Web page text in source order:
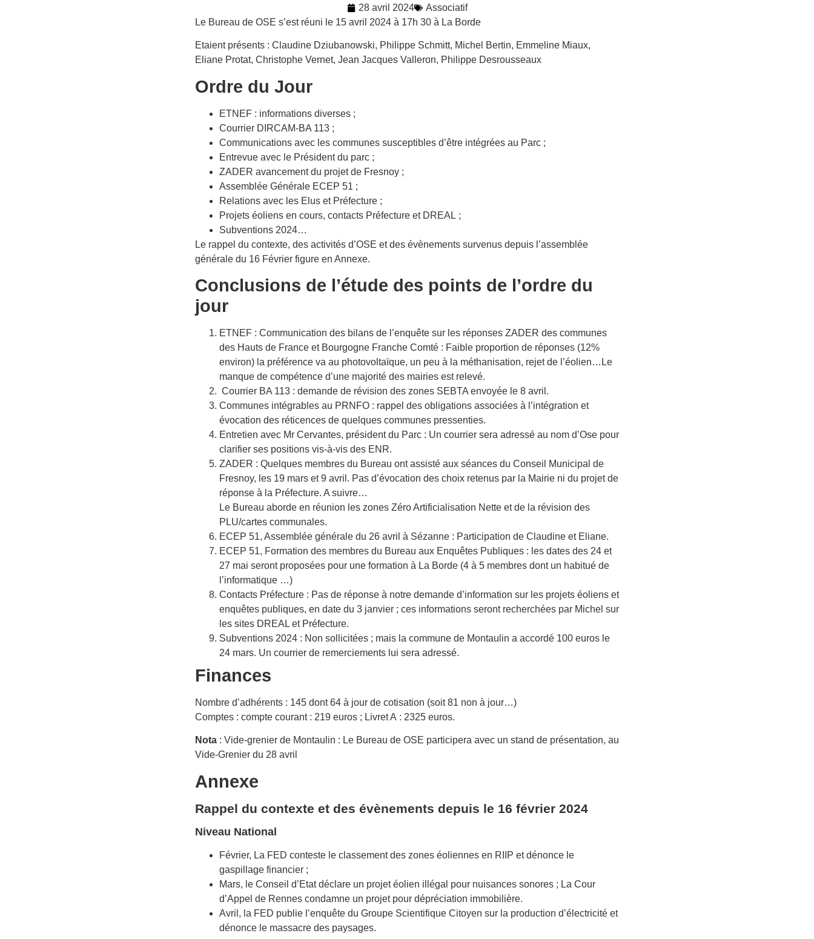
28 avril 2024
Associatif
Le Bureau de OSE s’est réuni le 15 avril 2024 à 17h 30 à La Borde
Etaient présents : Claudine Dziubanowski, Philippe Schmitt, Michel Bertin, Emmeline Miaux,
Eliane Protat, Christophe Vernet, Jean Jacques Valleron, Philippe Desrousseaux
Ordre du Jour
ETNEF : informations diverses ;
Courrier DIRCAM-BA 113 ;
Communications avec les communes susceptibles d’être intégrées au Parc ;
Entrevue avec le Président du parc ;
ZADER avancement du projet de Fresnoy ;
Assemblée Générale ECEP 51 ;
Relations avec les Elus et Préfecture ;
Projets éoliens en cours, contacts Préfecture et DREAL ;
Subventions 2024…
Le rappel du contexte, des activités d’OSE et des évènements survenus depuis l’assemblée
générale du 16 Février figure en Annexe.
Conclusions de l’étude des points de l’ordre du
jour
ETNEF : Communication des bilans de l’enquête sur les réponses ZADER des communes
des Hauts de France et Bourgogne Franche Comté : Faible proportion de réponses (12%
environ) la préférence va au photovoltaïque, un peu à la méthanisation, rejet de l’éolien…Le
manque de compétence d’une majorité des mairies est relevé.
Courrier BA 113 : demande de révision des zones SEBTA envoyée le 8 avril.
Communes intégrables au PRNFO : rappel des obligations associées à l’intégration et
évocation des réticences de quelques communes pressenties.
Entretien avec Mr Cervantes, président du Parc : Un courrier sera adressé au nom d’Ose pour
clarifier ses positions vis-à-vis des ENR.
ZADER : Quelques membres du Bureau ont assisté aux séances du Conseil Municipal de
Fresnoy, les 19 mars et 9 avril. Pas d’évocation des choix retenus par la Mairie ni du projet de
réponse à la Préfecture. A suivre…
Le Bureau aborde en réunion les zones Zéro Artificialisation Nette et de la révision des
PLU/cartes communales.
ECEP 51, Assemblée générale du 26 avril à Sézanne : Participation de Claudine et Eliane.
ECEP 51, Formation des membres du Bureau aux Enquêtes Publiques : les dates des 24 et
27 mai seront proposées pour une formation à La Borde (4 à 5 membres dont un habitué de
l’informatique …)
Contacts Préfecture : Pas de réponse à notre demande d’information sur les projets éoliens et
enquêtes publiques, en date du 3 janvier ; ces informations seront recherchées par Michel sur
les sites DREAL et Préfecture.
Subventions 2024 : Non sollicitées ; mais la commune de Montaulin a accordé 100 euros le
24 mars. Un courrier de remerciements lui sera adressé.
Finances
Nombre d’adhérents : 145 dont 64 à jour de cotisation (soit 81 non à jour…)
Comptes : compte courant : 219 euros ; Livret A : 2325 euros.
Nota : Vide-grenier de Montaulin : Le Bureau de OSE participera avec un stand de présentation, au
Vide-Grenier du 28 avril
Annexe
Rappel du contexte et des évènements depuis le 16 février 2024
Niveau National
Février, La FED conteste le classement des zones éoliennes en RIIP et dénonce le
gaspillage financier ;
Mars, le Conseil d’Etat déclare un projet éolien illégal pour nuisances sonores ; La Cour
d’Appel de Rennes condamne un projet pour dépréciation immobilière.
Avril, la FED publie l’enquête du Groupe Scientifique Citoyen sur la production d’électricité et
dénonce le massacre des paysages.